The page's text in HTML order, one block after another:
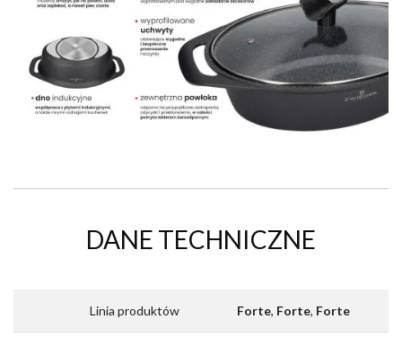
DANE TECHNICZNE
Linia produktów Forte, Forte, Forte